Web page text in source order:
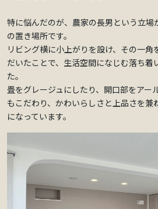
特に悩んだのが、農家の長男という立
の置き場所です。
リビング横に小上がりを設け、その一
だいたことで、生活空間になじむ落ち着
た。
畳をグレージュにしたり、開口部をアー
もこだわり、かわいらしさと上品さを兼
になっています。